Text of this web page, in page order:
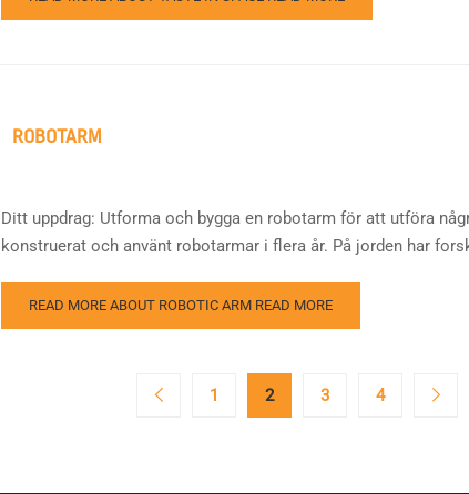
ROBOTARM
Ditt uppdrag: Utforma och bygga en robotarm för att utföra
konstruerat och använt robotarmar i flera år. På jorden har
READ MORE ABOUT ROBOTIC ARM READ MORE
1 2 3 4